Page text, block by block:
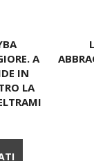
A
IN
LA